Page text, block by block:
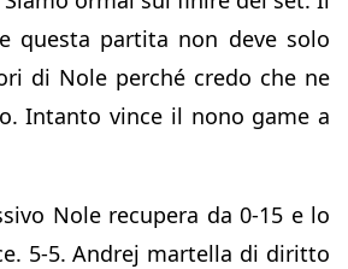
questa partita non deve solo
di Nole perché credo che ne
Intanto vince il nono game a
Nole recupera da 0-15 e lo
5-5. Andrej martella di diritto